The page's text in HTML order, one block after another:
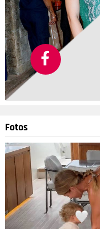
Fotos